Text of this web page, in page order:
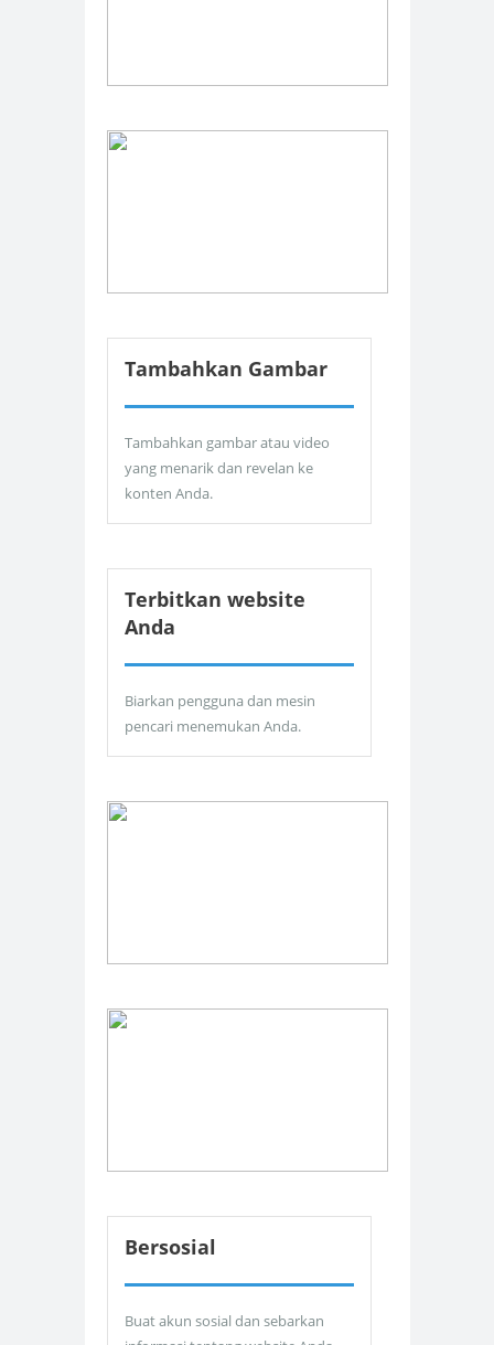
Tambahkan Gambar
Tambahkan gambar atau video
yang menarik dan revelan ke
konten Anda.
Terbitkan website
Anda
Biarkan pengguna dan mesin
pencari menemukan Anda.
Bersosial
Buat akun sosial dan sebarkan